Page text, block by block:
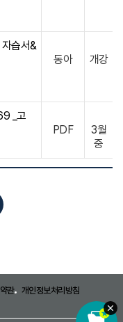
습서&
동아 개강
_고
PDF
3월
중
관
개인정보처리방침